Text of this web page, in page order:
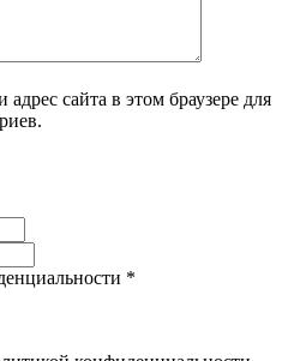
сайта в этом браузере для
*